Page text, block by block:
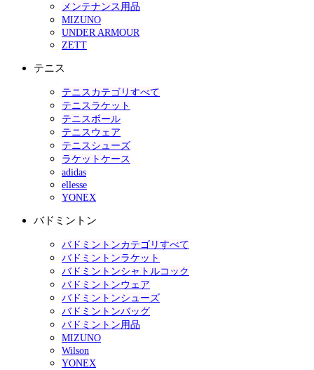
メンテナンス用品
MIZUNO
UNDER ARMOUR
ZETT
テニス
テニスカテゴリすべて
テニスラケット
テニスボール
テニスウェア
テニスシューズ
ラケットケース
adidas
ellesse
YONEX
バドミントン
バドミントンカテゴリすべて
バドミントンラケット
バドミントンシャトルコック
バドミントンウェア
バドミントンシューズ
バドミントンバッグ
バドミントン用品
MIZUNO
Wilson
YONEX